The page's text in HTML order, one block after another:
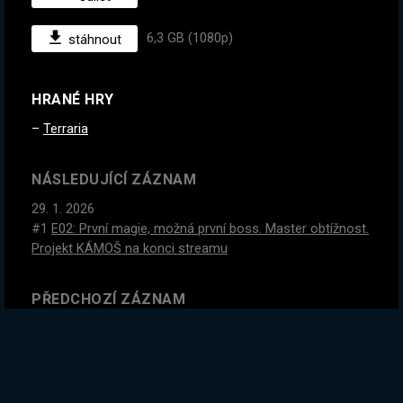
stáhnout 6,3 GB (1080p)
HRANÉ HRY
Terraria
NÁSLEDUJÍCÍ ZÁZNAM
29. 1. 2026
#1 E02: První magie, možná první boss. Master obtížnost.
Projekt KÁMOŠ na konci streamu
PŘEDCHOZÍ ZÁZNAM